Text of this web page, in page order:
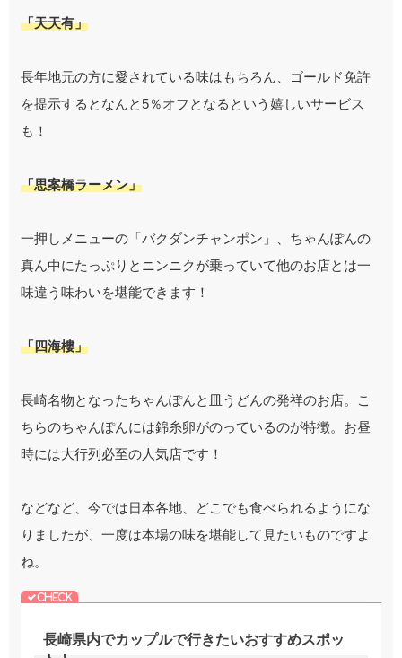
「天天有」
長年地元の方に愛されている味はもちろん、ゴールド免許
を提示するとなんと5％オフとなるという嬉しいサービス
も！
「思案橋ラーメン」
一押しメニューの「バクダンチャンポン」、ちゃんぽんの
真ん中にたっぷりとニンニクが乗っていて他のお店とは一
味違う味わいを堪能できます！
「四海樓」
長崎名物となったちゃんぽんと皿うどんの発祥のお店。こ
ちらのちゃんぽんには錦糸卵がのっているのが特徴。お昼
時には大行列必至の人気店です！
などなど、今では日本各地、どこでも食べられるようにな
りましたが、一度は本場の味を堪能して見たいものですよ
ね。
長崎県内でカップルで行きたいおすすめスポッ